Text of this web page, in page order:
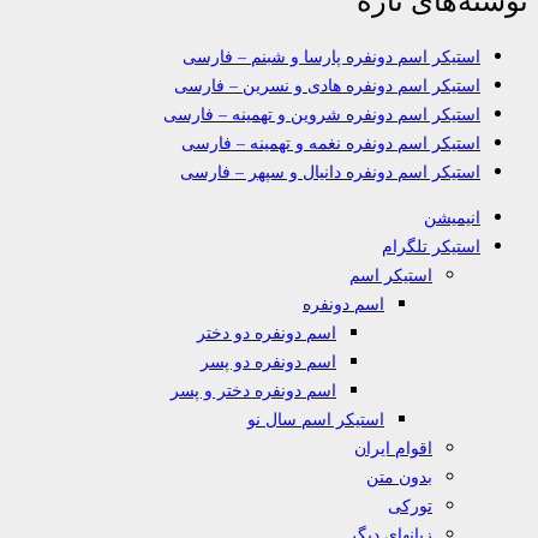
استیکر اسم دونفره پارسا و شبنم – فارسی
استیکر اسم دونفره هادی و نسرین – فارسی
استیکر اسم دونفره شروین و تهمینه – فارسی
استیکر اسم دونفره نغمه و تهمینه – فارسی
استیکر اسم دونفره دانیال و سپهر – فارسی
انیمیشن
استیکر تلگرام
استیکر اسم
اسم دونفره
اسم دونفره دو دختر
اسم دونفره دو پسر
اسم دونفره دختر و پسر
استیکر اسم سال نو
اقوام ایران
بدون متن
تورکی
زبانهای دیگر